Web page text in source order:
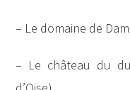
– Le domaine de
– Le château du